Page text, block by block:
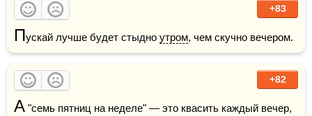
+83
Пускай лучше будет стыдно утром, чем скучно вечером.
+82
А "семь пятниц на неделе" — это квасить каждый вечер,